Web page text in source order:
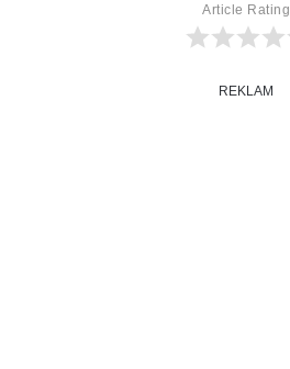
Article Rating
REKLAM